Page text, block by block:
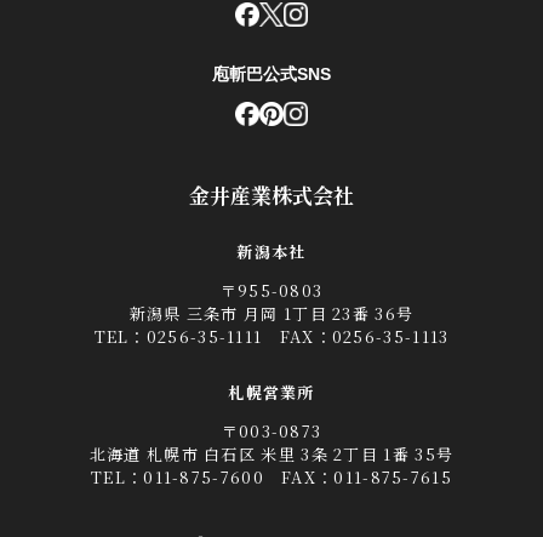
金井産業株式会社
新潟本社
〒955-0803
新潟県 三条市 月岡 1丁目 23番 36号
TEL： 0256-35-1111 FAX：0256-35-1113
札幌営業所
〒003-0873
北海道 札幌市 白石区 米里 3条 2丁目 1番 35号
TEL：011-875-7600 FAX：011-875-7615
庖斬巴公式SNS